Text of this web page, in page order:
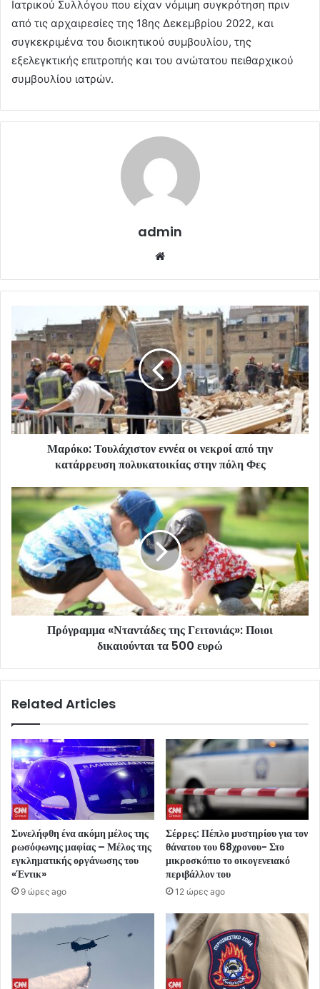
Ιατρικού Συλλόγου που είχαν νόμιμη συγκρότηση πριν
από τις αρχαιρεσίες της 18ης Δεκεμβρίου 2022, και
συγκεκριμένα του διοικητικού συμβουλίου, της
εξελεγκτικής επιτροπής και του ανώτατου πειθαρχικού
συμβουλίου ιατρών.
admin
Μαρόκο: Τουλάχιστον εννέα οι νεκροί από την
κατάρρευση πολυκατοικίας στην πόλη Φες
Πρόγραμμα «Νταντάδες της Γειτονιάς»: Ποιοι
δικαιούνται τα 500 ευρώ
Related Articles
Συνελήφθη ένα ακόμη μέλος της
ρωσόφωνης μαφίας – Μέλος της
εγκληματικής οργάνωσης του
«Έντικ»
9 ώρες ago
Σέρρες: Πέπλο μυστηρίου για τον
θάνατου του 68χρονου- Στο
μικροσκόπιο το οικογενειακό
περιβάλλον του
12 ώρες ago